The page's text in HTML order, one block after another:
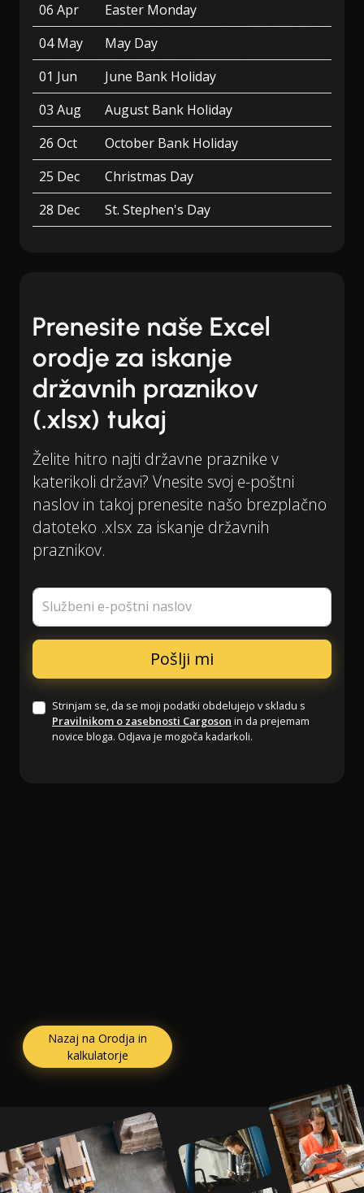
06 Apr
Easter Monday
04 May
May Day
01 Jun
June Bank Holiday
03 Aug
August Bank Holiday
26 Oct
October Bank Holiday
25 Dec
Christmas Day
28 Dec
St. Stephen's Day
Prenesite naše Excel
orodje za iskanje
državnih praznikov
(.xlsx) tukaj
Želite hitro najti državne praznike v
katerikoli državi? Vnesite svoj e-poštni
naslov in takoj prenesite našo brezplačno
datoteko .xlsx za iskanje državnih
praznikov.
Službeni e-poštni naslov
Strinjam se, da se moji podatki obdelujejo v skladu s
Pravilnikom o zasebnosti Cargoson in da prejemam
novice bloga. Odjava je mogoča kadarkoli.
Nazaj na Orodja in
kalkulatorje